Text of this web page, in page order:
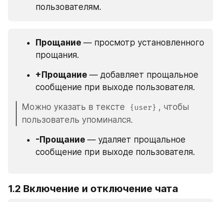
пользователям.
Прощание — просмотр установленного
прощания.
+Прощание — добавляет прощальное
сообщение при выходе пользователя.
Можно указать в тексте
{user} , чтобы
пользователь упоминался.
-Прощание — удаляет прощальное
сообщение при выходе пользователя.
1.2 Включение и отключение чата